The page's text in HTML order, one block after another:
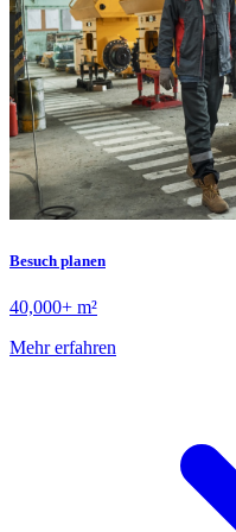
Besuch planen
40,000+ m²
Mehr erfahren